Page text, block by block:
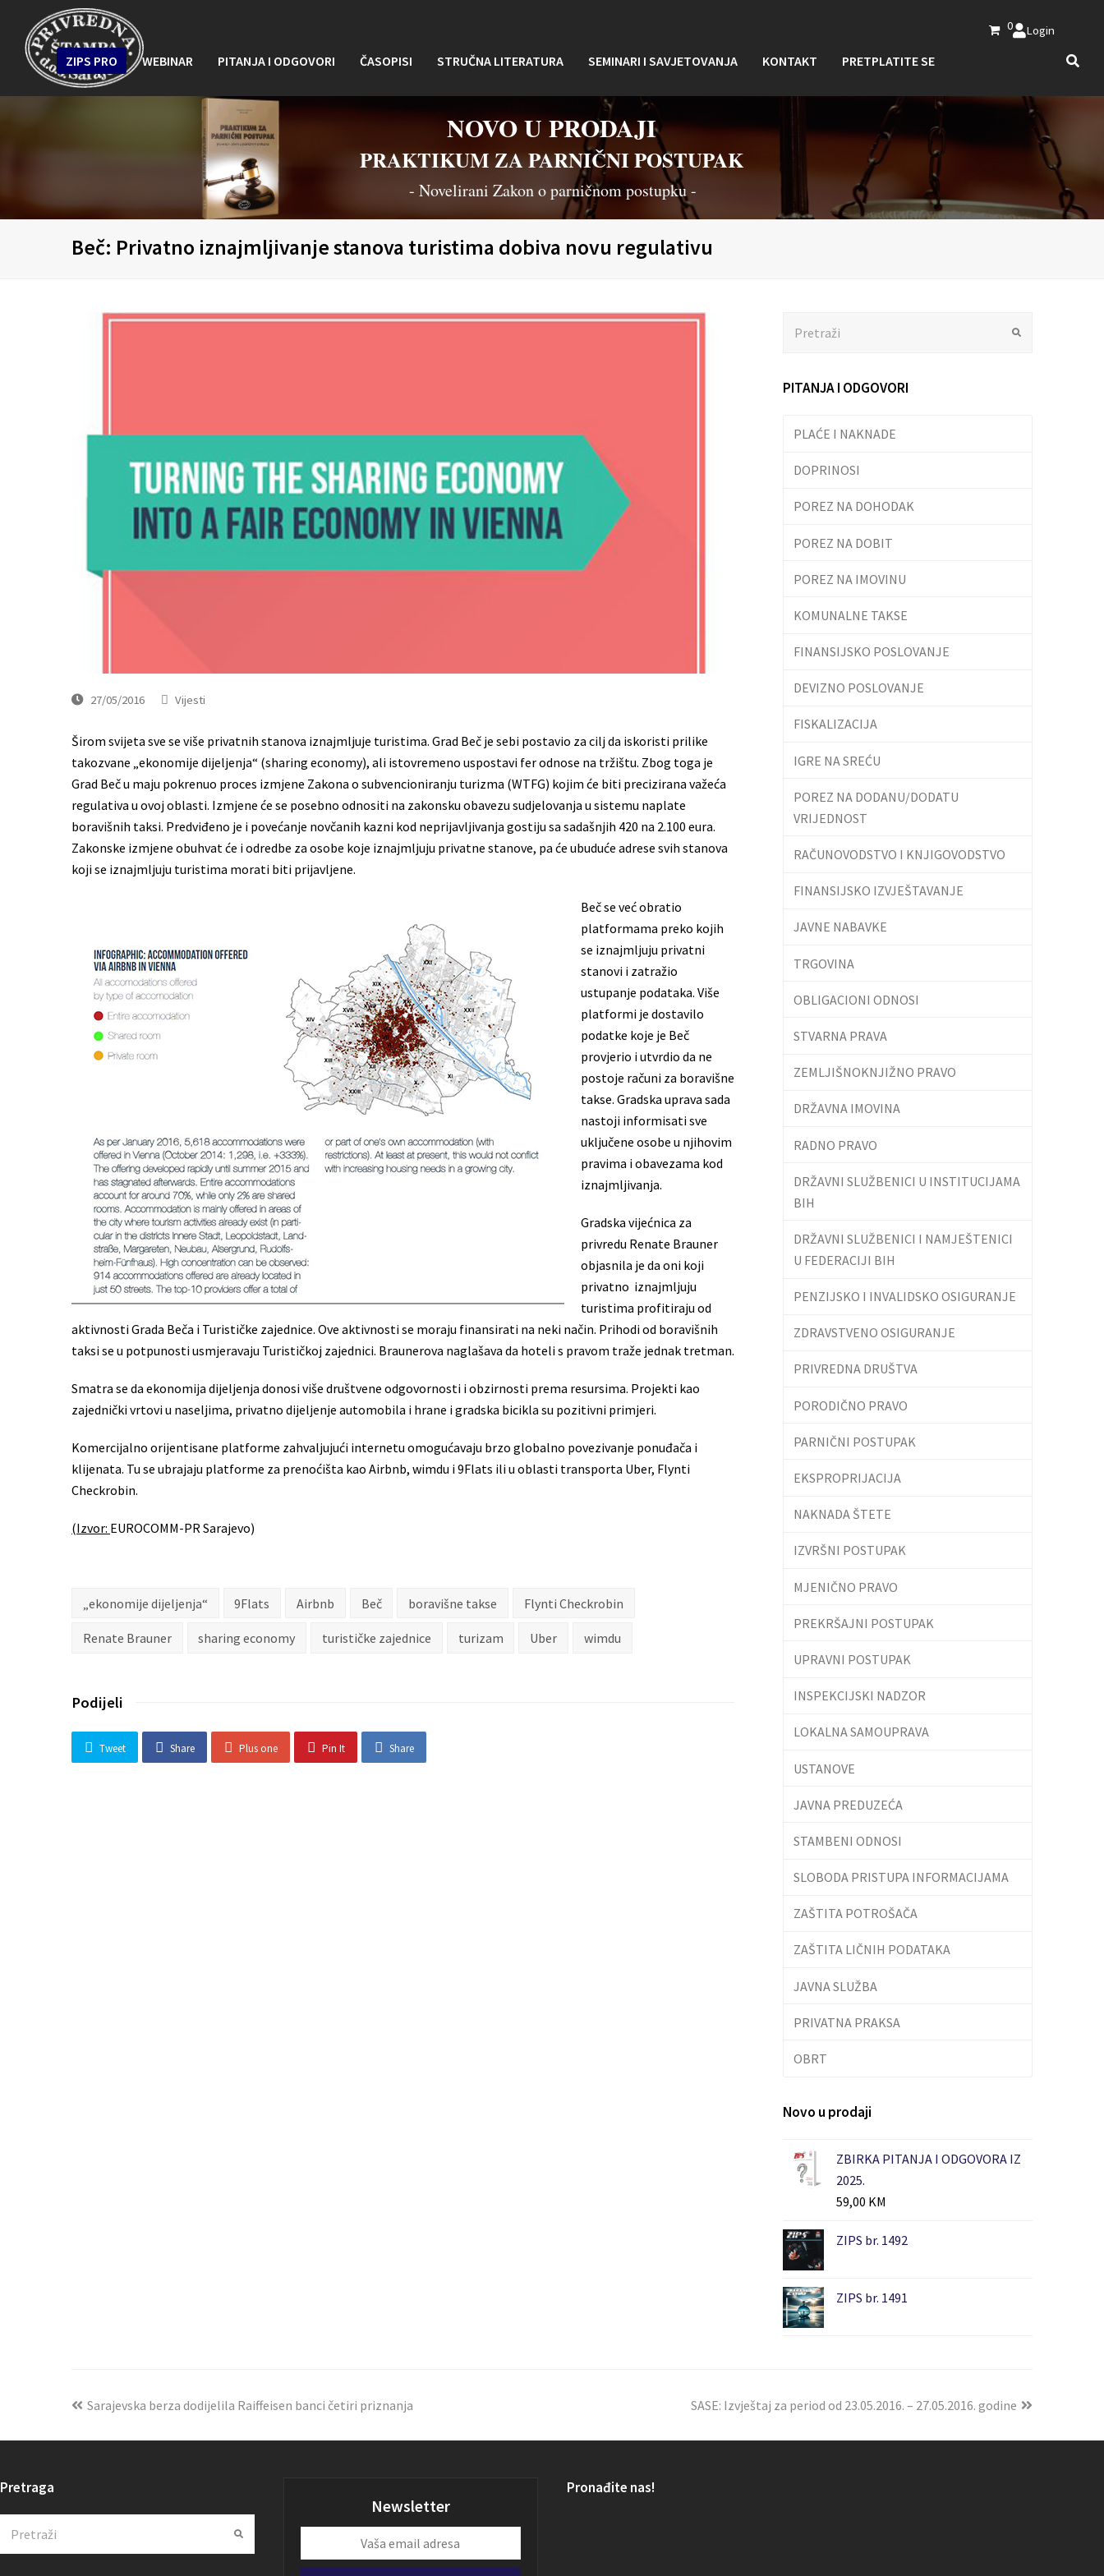
0 Login
ZIPS PRO WEBINAR PITANJA I ODGOVORI ČASOPISI STRUČNA LITERATURA SEMINARI I SAVJETOVANJA KONTAKT PRETPLATITE SE
NOVO U PRODAJI
PRAKTIKUM ZA PARNIČNI POSTUPAK
- Novelirani Zakon o parničnom postupku -
Beč: Privatno iznajmljivanje stanova turistima dobiva novu regulativu
27/05/2016 Vijesti
Širom svijeta sve se više privatnih stanova iznajmljuje turistima. Grad Beč je sebi postavio za cilj da iskoristi prilike
takozvane „ekonomije dijeljenja“ (sharing economy), ali istovremeno uspostavi fer odnose na tržištu. Zbog toga je
Grad Beč u maju pokrenuo proces izmjene Zakona o subvencioniranju turizma (WTFG) kojim će biti precizirana važeća
regulativa u ovoj oblasti. Izmjene će se posebno odnositi na zakonsku obavezu sudjelovanja u sistemu naplate
boravišnih taksi. Predviđeno je i povećanje novčanih kazni kod neprijavljivanja gostiju sa sadašnjih 420 na 2.100 eura.
Zakonske izmjene obuhvat će i odredbe za osobe koje iznajmljuju privatne stanove, pa će ubuduće adrese svih stanova
koji se iznajmljuju turistima morati biti prijavljene.
Beč se već obratio
platformama preko kojih
se iznajmljuju privatni
stanovi i zatražio
ustupanje podataka. Više
platformi je dostavilo
podatke koje je Beč
provjerio i utvrdio da ne
postoje računi za boravišne
takse. Gradska uprava sada
nastoji informisati sve
uključene osobe u njihovim
pravima i obavezama kod
iznajmljivanja.
Gradska vijećnica za
privredu Renate Brauner
objasnila je da oni koji
privatno iznajmljuju
turistima profitiraju od
aktivnosti Grada Beča i Turističke zajednice. Ove aktivnosti se moraju finansirati na neki način. Prihodi od boravišnih
taksi se u potpunosti usmjeravaju Turističkoj zajednici. Braunerova naglašava da hoteli s pravom traže jednak tretman.
Smatra se da ekonomija dijeljenja donosi više društvene odgovornosti i obzirnosti prema resursima. Projekti kao
zajednički vrtovi u naseljima, privatno dijeljenje automobila i hrane i gradska bicikla su pozitivni primjeri.
Komercijalno orijentisane platforme zahvaljujući internetu omogućavaju brzo globalno povezivanje ponuđača i
klijenata. Tu se ubrajaju platforme za prenoćišta kao Airbnb, wimdu i 9Flats ili u oblasti transporta Uber, Flynti
Checkrobin.
(Izvor: EUROCOMM-PR Sarajevo)
„ekonomije dijeljenja“ 9Flats Airbnb Beč boravišne takse Flynti Checkrobin
Renate Brauner sharing economy turističke zajednice turizam Uber wimdu
Podijeli
Tweet Share Plus one Pin It Share
PITANJA I ODGOVORI
PLAĆE I NAKNADE
DOPRINOSI
POREZ NA DOHODAK
POREZ NA DOBIT
POREZ NA IMOVINU
KOMUNALNE TAKSE
FINANSIJSKO POSLOVANJE
DEVIZNO POSLOVANJE
FISKALIZACIJA
IGRE NA SREĆU
POREZ NA DODANU/DODATU
VRIJEDNOST
RAČUNOVODSTVO I KNJIGOVODSTVO
FINANSIJSKO IZVJEŠTAVANJE
JAVNE NABAVKE
TRGOVINA
OBLIGACIONI ODNOSI
STVARNA PRAVA
ZEMLJIŠNOKNJIŽNO PRAVO
DRŽAVNA IMOVINA
RADNO PRAVO
DRŽAVNI SLUŽBENICI U INSTITUCIJAMA
BIH
DRŽAVNI SLUŽBENICI I NAMJEŠTENICI
U FEDERACIJI BIH
PENZIJSKO I INVALIDSKO OSIGURANJE
ZDRAVSTVENO OSIGURANJE
PRIVREDNA DRUŠTVA
PORODIČNO PRAVO
PARNIČNI POSTUPAK
EKSPROPRIJACIJA
NAKNADA ŠTETE
IZVRŠNI POSTUPAK
MJENIČNO PRAVO
PREKRŠAJNI POSTUPAK
UPRAVNI POSTUPAK
INSPEKCIJSKI NADZOR
LOKALNA SAMOUPRAVA
USTANOVE
JAVNA PREDUZEĆA
STAMBENI ODNOSI
SLOBODA PRISTUPA INFORMACIJAMA
ZAŠTITA POTROŠAČA
ZAŠTITA LIČNIH PODATAKA
JAVNA SLUŽBA
PRIVATNA PRAKSA
OBRT
Novo u prodaji
ZBIRKA PITANJA I ODGOVORA IZ
2025.
59,00 KM
ZIPS br. 1492
ZIPS br. 1491
Sarajevska berza dodijelila Raiffeisen banci četiri priznanja SASE: Izvještaj za period od 23.05.2016. – 27.05.2016. godine
Pretraga
Submit
Newsletter
email
Pronađite nas!